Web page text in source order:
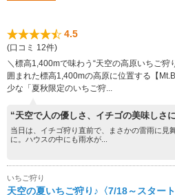
4.5
(口コミ 12件)
＼標高1,400mで味わう“天空の高原いちご狩
囲まれた標高1,400mの高原に位置する【
少な「夏秋限定のいちご狩...
“天空で人の優しさ、イチゴの美味しさ
当日は、イチゴ狩り直前で、まさかの雷雨に見
に。ハウスの中にも雨水が...
いちご狩り
天空の夏いちご狩り♪〈7/18～スター